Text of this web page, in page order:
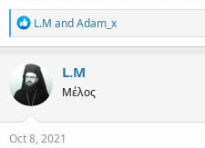
R
e
a
c
t
i
o
n
s
L.M andAdam_x
L.M
Μέλος
Oct 8, 2021